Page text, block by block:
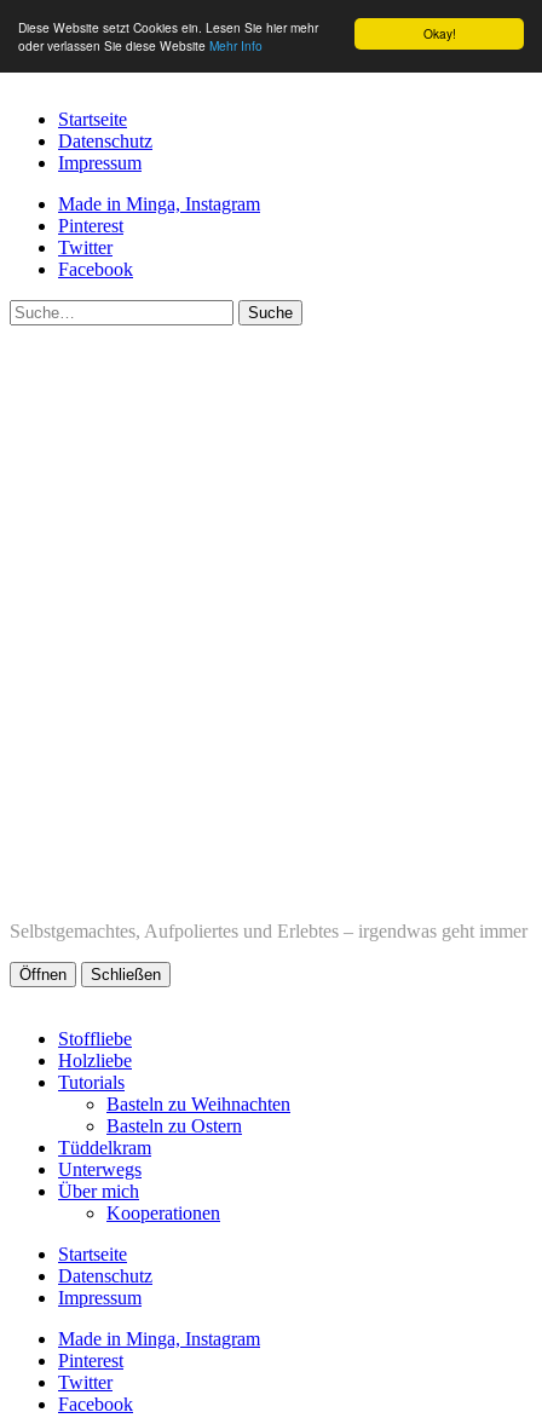
Okay!
Diese Website setzt Cookies ein. Lesen Sie hier mehr
oder verlassen Sie diese Website Mehr Info
Startseite
Datenschutz
Impressum
Made in Minga, Instagram
Pinterest
Twitter
Facebook
Suche
Selbstgemachtes, Aufpoliertes und Erlebtes – irgendwas geht immer
Öffnen Schließen
Stoffliebe
Holzliebe
Tutorials
Basteln zu Weihnachten
Basteln zu Ostern
Tüddelkram
Unterwegs
Über mich
Kooperationen
Startseite
Datenschutz
Impressum
Made in Minga, Instagram
Pinterest
Twitter
Facebook